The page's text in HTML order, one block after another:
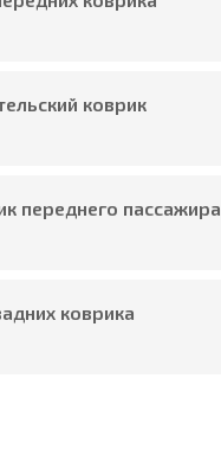
коврик
переднего пассажира
коврика